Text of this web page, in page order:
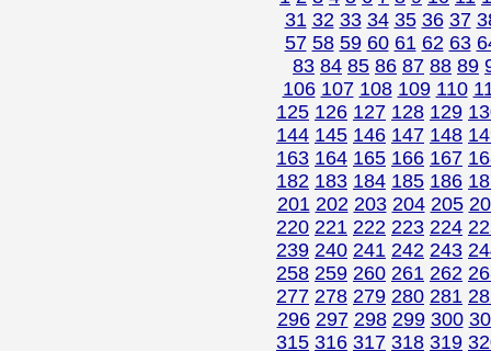
31 32 33 34 35 36 37
57 58 59 60 61 62 63
83 84 85 86 87 88 89
106 107 108 109 110
125 126 127 128 129
144 145 146 147 148
163 164 165 166 167
182 183 184 185 186
201 202 203 204 205
220 221 222 223 224
239 240 241 242 243
258 259 260 261 262
277 278 279 280 281
296 297 298 299 300
315 316 317 318 319